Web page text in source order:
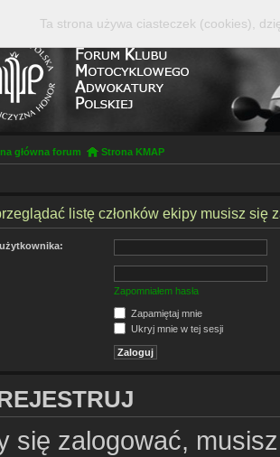
główna forum Strona KMAP
listę członków ekipy musisz się
Zapomniałem hasła
Zapamiętaj mnie
Ukryj mnie w tej sesji
się zalogować,
Ta strona używa ciasteczek (cookies),